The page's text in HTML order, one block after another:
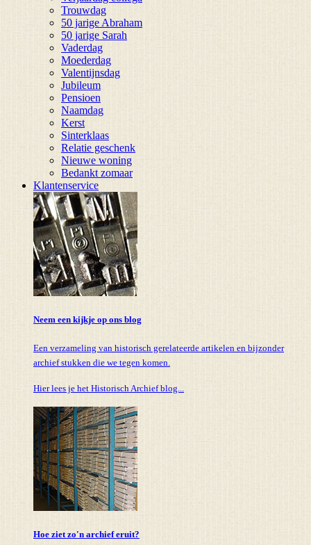
Trouwdag
50 jarige Abraham
50 jarige Sarah
Vaderdag
Moederdag
Valentijnsdag
Jubileum
Pensioen
Naamdag
Kerst
Sinterklaas
Relatie geschenk
Nieuwe woning
Bedankt zomaar
Klantenservice
Neem een kijkje op ons blog
Een verzameling van historisch gerelateerde artikelen en bijzonder
archief stukken die we tegen komen.
Hier lees je het Historisch Archief blog...
Hoe ziet zo'n archief eruit?